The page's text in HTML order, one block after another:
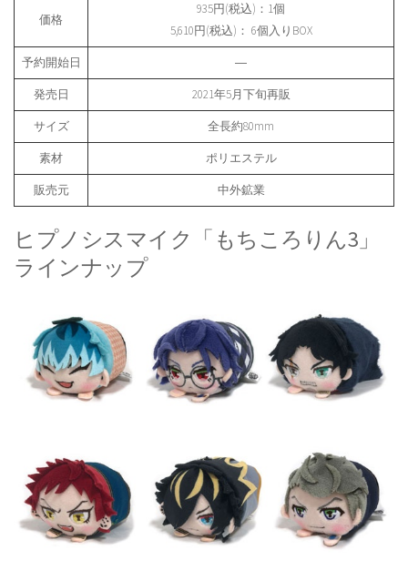
価格
935円(税込)：1個
5,610円(税込)： 6個入りBOX
予約開始日 ―
発売日 2021年5月下旬再販
サイズ 全長約80mm
素材 ポリエステル
販売元 中外鉱業
ヒプノシスマイク「もちころりん3」
ラインナップ